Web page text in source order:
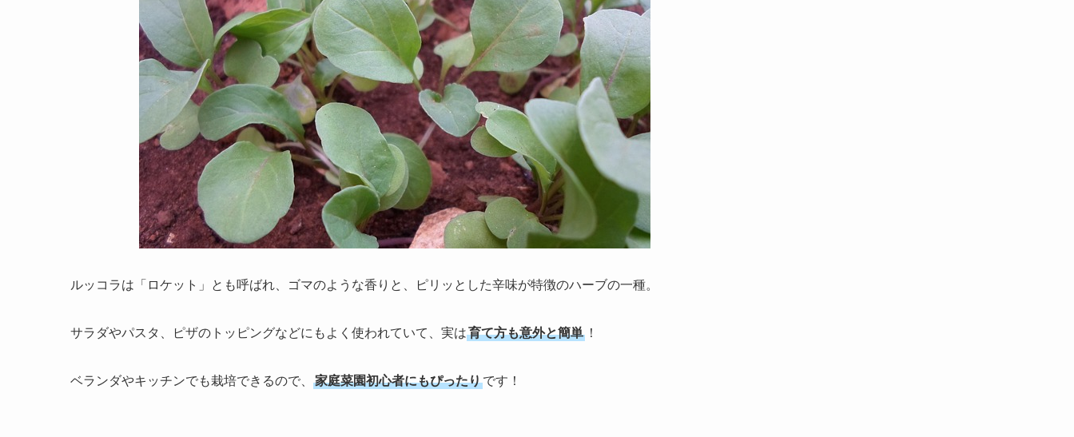
ルッコラは「ロケット」とも呼ばれ、ゴマのような香りと、ピリッとした辛味が特徴のハーブの一種。
サラダやパスタ、ピザのトッピングなどにもよく使われていて、実は育て方も意外と簡単 ！
ベランダやキッチンでも栽培できるので、 家庭菜園初心者にもぴったりです！